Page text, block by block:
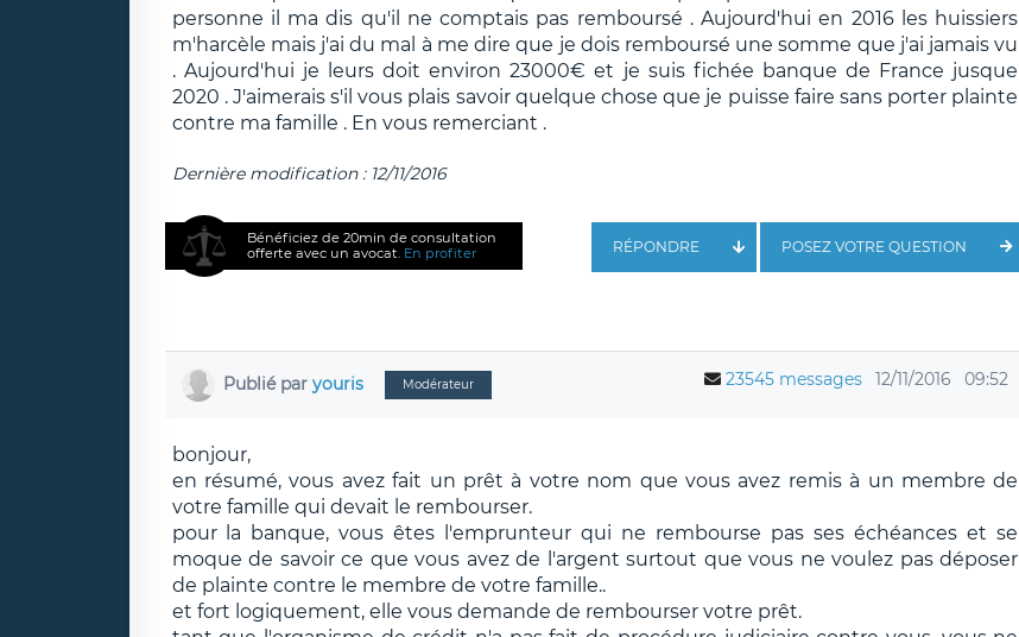
personne il ma dis qu'il ne comptais pas remboursé . Aujourd'hui en 2016 les huissiers
m'harcèle mais j'ai du mal à me dire que je dois remboursé une somme que j'ai jamais vu
. Aujourd'hui je leurs doit environ 23000€ et je suis fichée banque de France jusque
2020 . J'aimerais s'il vous plais savoir quelque chose que je puisse faire sans porter plainte
contre ma famille . En vous remerciant .
Dernière modification : 12/11/2016
Bénéficiez de 20min de consultation
offerte avec un avocat. En profiter POSEZ VOTRE QUESTION
RÉPONDRE
Publié par youris Modérateur 23545 messages 12/11/2016 09:52
bonjour,
en résumé, vous avez fait un prêt à votre nom que vous avez remis à un membre de
votre famille qui devait le rembourser.
pour la banque, vous êtes l'emprunteur qui ne rembourse pas ses échéances et se
moque de savoir ce que vous avez de l'argent surtout que vous ne voulez pas déposer
de plainte contre le membre de votre famille..
et fort logiquement, elle vous demande de rembourser votre prêt.